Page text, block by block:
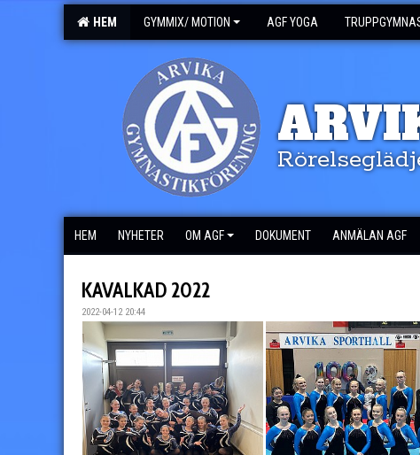
HEM GYMMIX/ MOTION AGF YOGA
HEM NYHETER OM AGF DOKUMENT ANMÄLAN AGF
KAVALKAD 2022
2022-04-12 20:44